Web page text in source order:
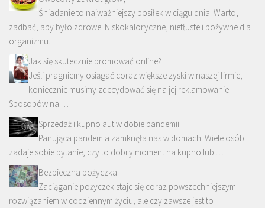
Śniadanie to najważniejszy posiłek w ciągu dnia. Warto,
zadbać, aby było zdrowe. Niskokaloryczne, nietłuste i pożywne dla
organizmu. …
Jak się skutecznie promować online?
Jeśli pragniemy osiągać coraz większe zyski w naszej firmie,
koniecznie musimy zdecydować się na jej reklamowanie.
Sposobów na …
Sprzedaż i kupno aut w dobie pandemii
Panująca pandemia zamknęła nas w domach. Wiele osób
zadaje sobie pytanie, czy to dobry moment na kupno lub …
Bezpieczna pożyczka.
Zaciąganie pożyczek staje się coraz powszechniejszym
rozwiązaniem w codziennym życiu, ale czy zawsze jest to